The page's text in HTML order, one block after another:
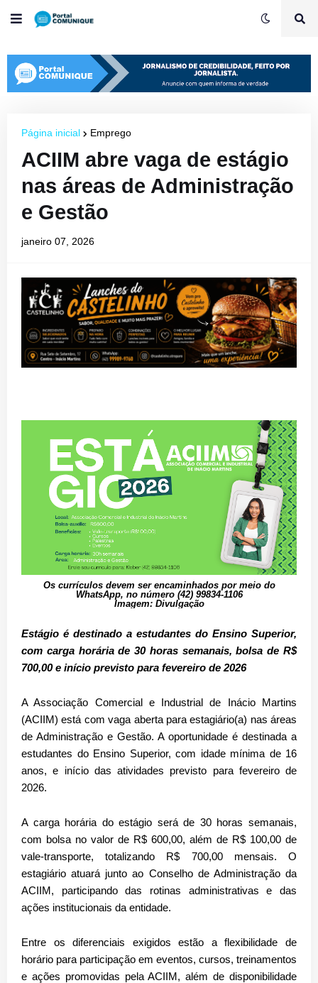
Página inicial Emprego
ACIIM abre vaga de estágio
nas áreas de Administração
e Gestão
janeiro 07, 2026
Os currículos devem ser encaminhados por meio do
WhatsApp, no número (42) 99834-1106
Imagem: Divulgação
Estágio é destinado a estudantes do Ensino Superior,
com carga horária de 30 horas semanais, bolsa de R$
700,00 e início previsto para fevereiro de 2026
AAssociação Comercial e Industrial de Inácio Martins
(ACIIM) está comvaga aberta para estagiário(a) nas áreas
de Administração e Gestão. A oportunidade é destinada a
estudantes do Ensino Superior, com idade mínima de 16
anos, e início das atividades previsto para fevereiro de
2026.
A carga horária do estágio será de 30 horas semanais,
com bolsa no valor de R$ 600,00, além de R$ 100,00 de
vale-transporte, totalizando R$ 700,00 mensais. O
estagiário atuará junto ao Conselho de Administração da
ACIIM, participando das rotinas administrativas e das
ações institucionais da entidade.
Entre os diferenciais exigidos estão aflexibilidade de
horário para participação em eventos, cursos, treinamentos
e ações promovidas pela ACIIM, além dedisponibilidade